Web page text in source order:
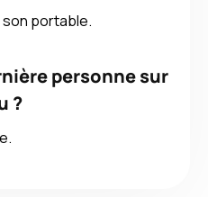
son portable.
personne sur
?